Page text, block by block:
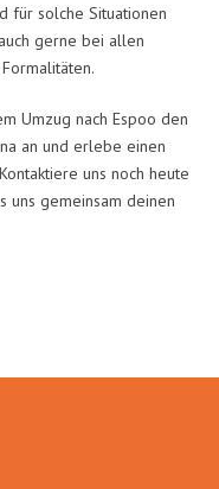
für solche Situationen
gerne bei allen
Umzug nach Espoo den
an und erlebe einen
uns noch heute
uns gemeinsam deinen